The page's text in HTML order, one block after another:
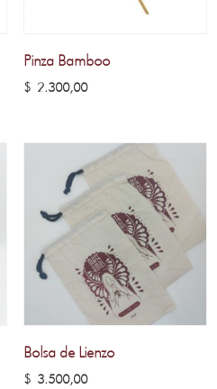
Pinza Bamboo
$2.300,00
Bolsa de Lienzo
$3.500,00